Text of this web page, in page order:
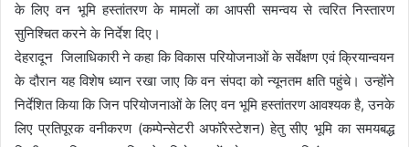
के लिए वन भूमि हस्तांतरण के मामलों का आपसी समन्वय से त्वरित निस्तारण
सुनिश्चित करने के निर्देश दिए।
देहरादून जिलाधिकारी ने कहा कि विकास परियोजनाओं के सर्वेक्षण एवं क्रियान्वयन
के दौरान यह विशेष ध्यान रखा जाए कि वन संपदा को न्यूनतम क्षति पहुंचे। उन्होंने
निर्देशित किया कि जिन परियोजनाओं के लिए वन भूमि हस्तांतरण आवश्यक है, उनके
लिए प्रतिपूरक वनीकरण (कम्पेन्सेटरी अफॉरेस्टेशन) हेतु सीए भूमि का समयबद्ध